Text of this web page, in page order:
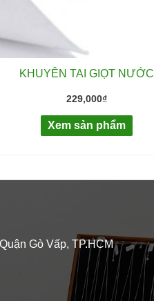
KHUYÊN TAI GIỌT NƯỚC
229,000₫
Xem sản phẩm
Gò Vấp, TP.HCM